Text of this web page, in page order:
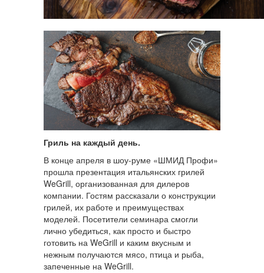
Гриль на каждый день.
В конце апреля в шоу-руме «ШМИД Профи»
прошла презентация итальянских грилей
WeGrill, организованная для дилеров
компании. Гостям рассказали о конструкции
грилей, их работе и преимуществах
моделей. Посетители семинара смогли
лично убедиться, как просто и быстро
готовить на WeGrill и каким вкусным и
нежным получаются мясо, птица и рыба,
запеченные на WeGrill.